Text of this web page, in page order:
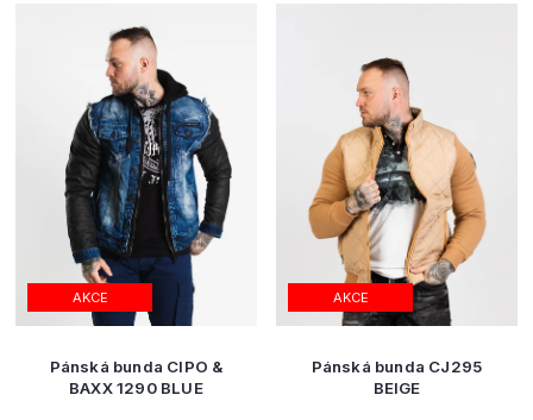
AKCE
Pánská bunda CIPO &
BAXX 1290 BLUE
AKCE
Pánská bunda CJ295
BEIGE